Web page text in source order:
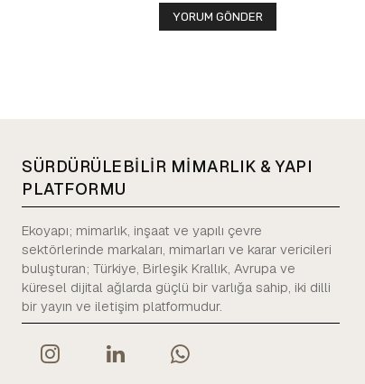
SÜRDÜRÜLEBİLİR MİMARLIK & YAPI
PLATFORMU
Ekoyapı; mimarlık, inşaat ve yapılı çevre
sektörlerinde markaları, mimarları ve karar vericileri
buluşturan; Türkiye, Birleşik Krallık, Avrupa ve
küresel dijital ağlarda güçlü bir varlığa sahip, iki dilli
bir yayın ve iletişim platformudur.